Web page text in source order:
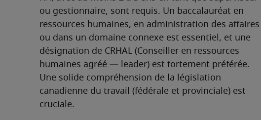
ou gestionnaire, sont requis. Un baccalauréat en
ressources humaines, en administration des affaires
ou dans un domaine connexe est essentiel, et une
désignation de CRHAL (Conseiller en ressources
humaines agréé — leader) est fortement préférée.
Une solide compréhension de la législation
canadienne du travail (fédérale et provinciale) est
cruciale.